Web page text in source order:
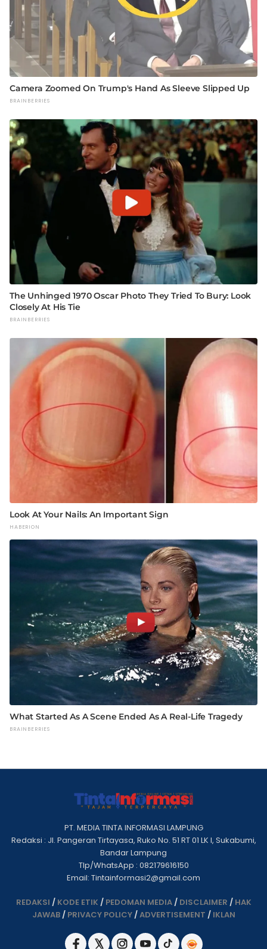
PT. MEDIA TINTA INFORMASI LAMPUNG
Redaksi : Jl. Pangeran Tirtayasa, Ruko No. 51 RT 01 LK I, Sukabumi,
Bandar Lampung
Tlp/WhatsApp : 082179616150
Email: Tintainformasi2@gmail.com
REDAKSI / KODE ETIK / PEDOMAN MEDIA/ DISCLAIMER / HAK
JAWAB/ PRIVACY POLICY/ADVERTISEMENT / IKLAN